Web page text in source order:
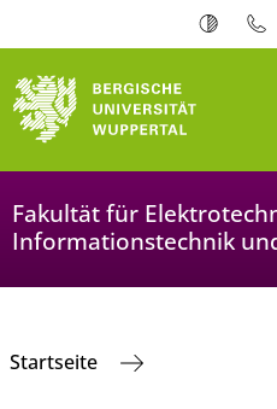
Fakultät für
Informationstechnik
Startseite